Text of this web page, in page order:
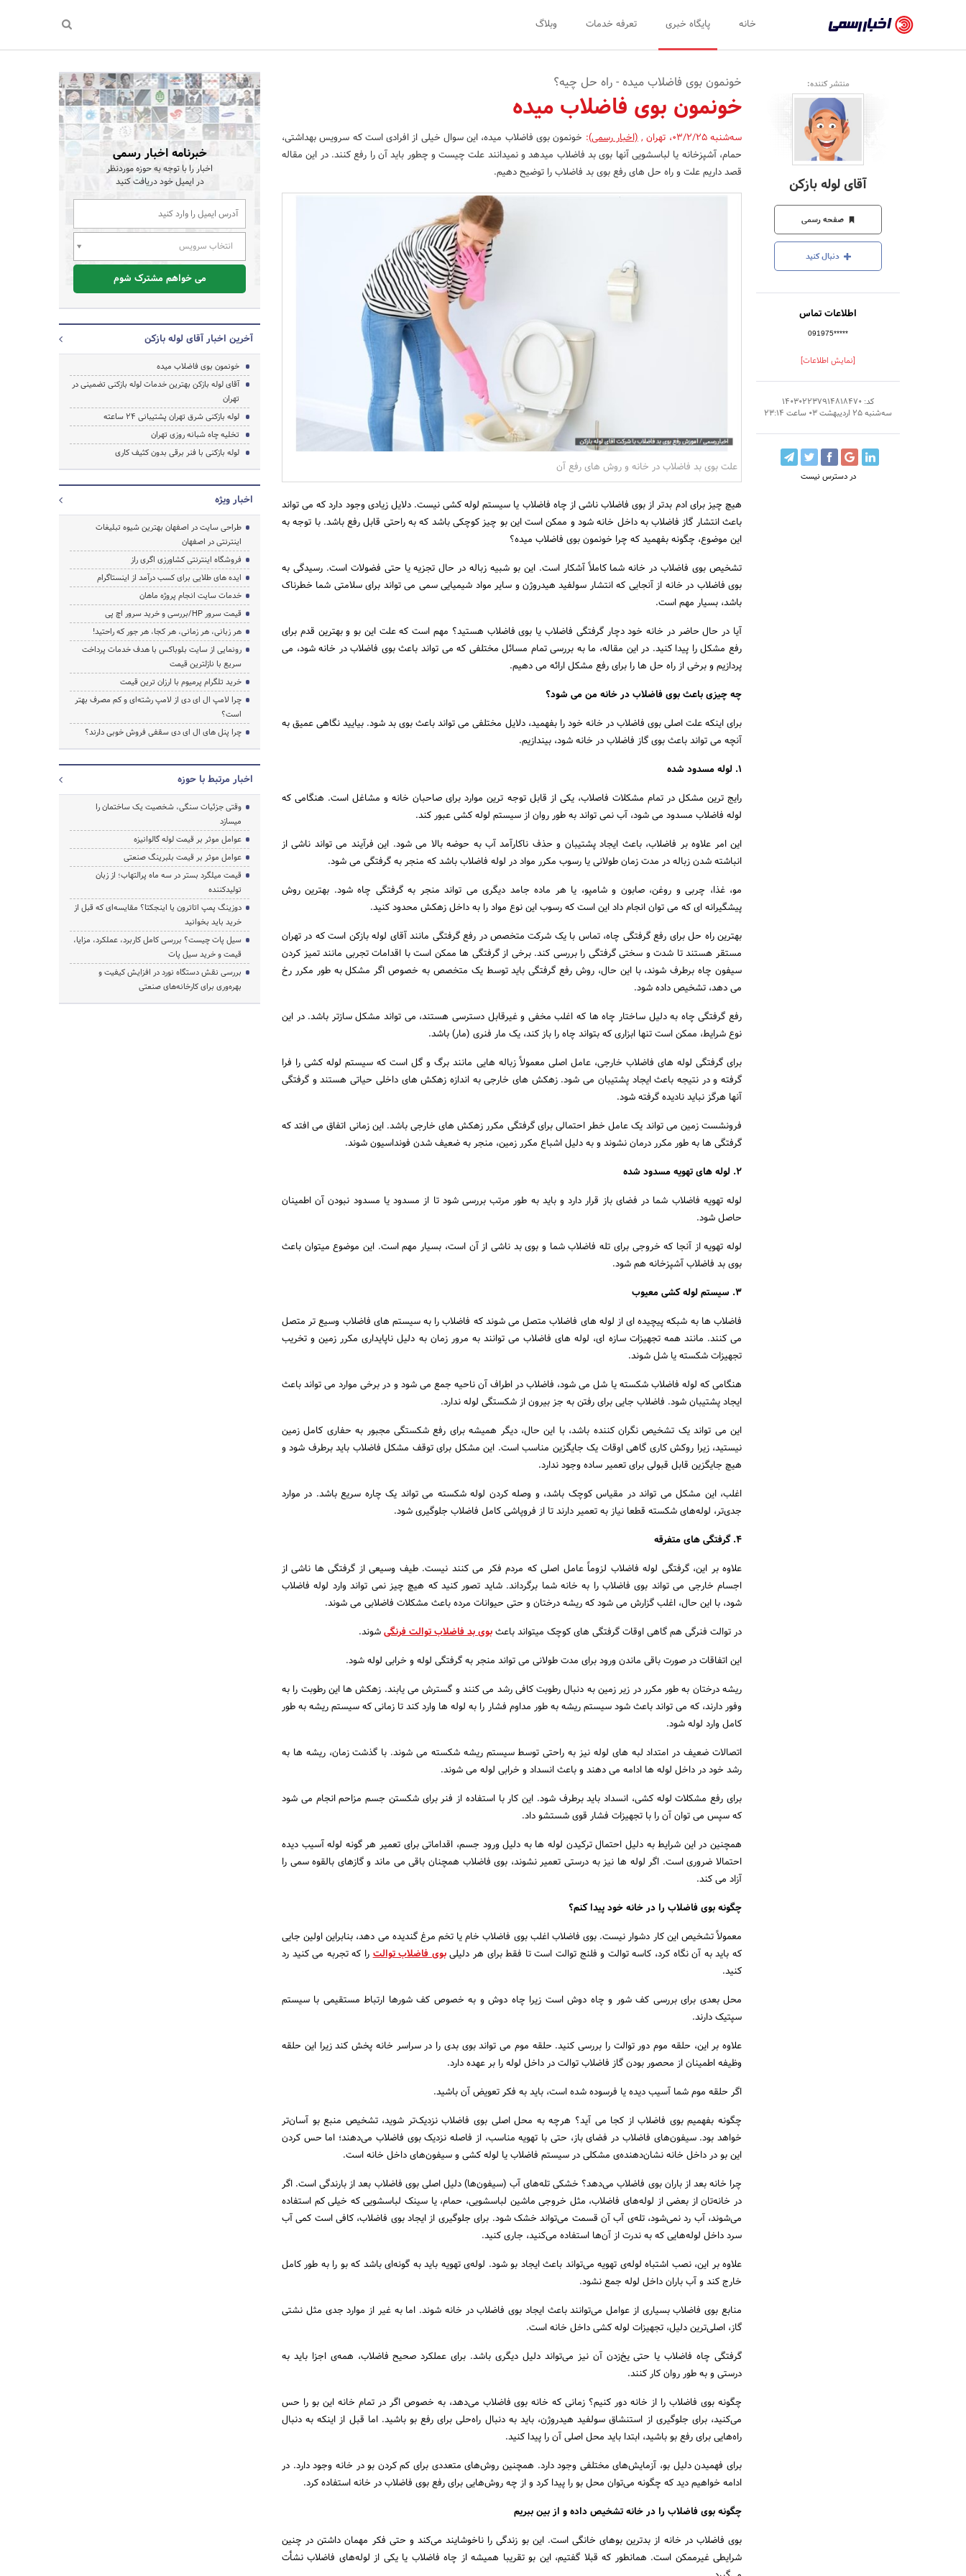
رسمی
-
اخبار
تایید
شده
شرکت‌ها،
سازمان‌ها
و
روابط
عمومی‌ها
خانه پایگاه خبری تعرفه خدمات وبلاگ
منتشر کننده:
آقای لوله بازکن
صفحه رسمی
دنبال کنید
اطلاعات تماس
091975*****
[نمایش اطلاعات]
کد: 140302237914818470
سه‌شنبه 25 اردیبهشت 03 ساعت 23:14
در دسترس نیست
خونمون بوی فاضلاب میده - راه حل چیه؟
خونمون بوی فاضلاب میده
سه‌شنبه 03/2/25 ، تهران ,(اخبار رسمی): خونمون بوی فاضلاب میده، این سوال خیلی از افرادی است که سرویس بهداشتی،
حمام، آشپزخانه یا لباسشویی آنها بوی بد فاضلاب میدهد و نمیدانند علت چیست و چطور باید آن را رفع کنند. در این مقاله
قصد داریم علت و راه حل های رفع بوی بد فاضلاب را توضیح دهیم.
علت بوی بد فاضلاب در خانه و روش های رفع آن
هیچ چیز برای ادم بدتر از بوی فاضلاب ناشی از چاه فاضلاب یا سیستم لوله کشی نیست. دلایل زیادی وجود دارد که می تواند
باعث انتشار گاز فاضلاب به داخل خانه شود و ممکن است این بو چیز کوچکی باشد که به راحتی قابل رفع باشد. با توجه به
این موضوع، چگونه بفهمید که چرا خونمون بوی فاضلاب میده؟
تشخیص بوی فاضلاب در خانه شما کاملاً آشکار است. این بو شبیه زباله در حال تجزیه یا حتی فضولات است. رسیدگی به
بوی فاضلاب در خانه از آنجایی که انتشار سولفید هیدروژن و سایر مواد شیمیایی سمی می تواند برای سلامتی شما خطرناک
باشد، بسیار مهم است.
آیا در حال حاضر در خانه خود دچار گرفتگی فاضلاب یا بوی فاضلاب هستید؟ مهم است که علت این بو و بهترین قدم برای
رفع مشکل را پیدا کنید. در این مقاله، ما به بررسی تمام مسائل مختلفی که می تواند باعث بوی فاضلاب در خانه شود، می
پردازیم و برخی از راه حل ها را برای رفع مشکل ارائه می دهیم.
چه چیزی باعث بوی فاضلاب در خانه من می شود؟
برای اینکه علت اصلی بوی فاضلاب در خانه خود را بفهمید، دلایل مختلفی می تواند باعث بوی بد شود. بیایید نگاهی عمیق به
آنچه می تواند باعث بوی گاز فاضلاب در خانه شود، بیندازیم.
1. لوله مسدود شده
رایج ترین مشکل در تمام مشکلات فاصلاب، یکی از قابل توجه ترین موارد برای صاحبان خانه و مشاغل است. هنگامی که
لوله فاضلاب مسدود می شود، آب نمی تواند به طور روان از سیستم لوله کشی عبور کند.
این امر علاوه بر فاضلاب، باعث ایجاد پشتیبان و حذف ناکارآمد آب به حوضه بالا می شود. این فرآیند می تواند ناشی از
انباشته شدن زباله در مدت زمان طولانی یا رسوب مکرر مواد در لوله فاضلاب باشد که منجر به گرفتگی می شود.
مو، غذا، چربی و روغن، صابون و شامپو، یا هر ماده جامد دیگری می تواند منجر به گرفتگی چاه شود. بهترین روش
پیشگیرانه ای که می توان انجام داد این است که رسوب این نوع مواد را به داخل زهکش محدود کنید.
بهترین راه حل برای رفع گرفتگی چاه، تماس با یک شرکت متخصص در رفع گرفتگی مانند آقای لوله بازکن است که در تهران
مستقر هستند تا شدت و سختی گرفتگی را بررسی کند. برخی از گرفتگی ها ممکن است با اقدامات تجربی مانند تمیز کردن
سیفون چاه برطرف شوند، با این حال، روش رفع گرفتگی باید توسط یک متخصص به خصوص اگر مشکل به طور مکرر رخ
می دهد، تشخیص داده شود.
رفع گرفتگی چاه به دلیل ساختار چاه ها که اغلب مخفی و غیرقابل دسترسی هستند، می تواند مشکل سازتر باشد. در این
نوع شرایط، ممکن است تنها ابزاری که بتواند چاه را باز کند، یک مار فنری (مار) باشد.
برای گرفتگی لوله های فاضلاب خارجی، عامل اصلی معمولاً زباله هایی مانند برگ و گل است که سیستم لوله کشی را فرا
گرفته و در نتیجه باعث ایجاد پشتیبان می شود. زهکش های خارجی به اندازه زهکش های داخلی حیاتی هستند و گرفتگی
آنها هرگز نباید نادیده گرفته شود.
فرونشست زمین می تواند یک عامل خطر احتمالی برای گرفتگی مکرر زهکش های خارجی باشد. این زمانی اتفاق می افتد که
گرفتگی ها به طور مکرر درمان نشوند و به دلیل اشباع مکرر زمین، منجر به ضعیف شدن فونداسیون شوند.
2. لوله های تهویه مسدود شده
لوله تهویه فاضلاب شما در فضای باز قرار دارد و باید به طور مرتب بررسی شود تا از مسدود یا مسدود نبودن آن اطمینان
حاصل شود.
لوله تهویه از آنجا که خروجی برای تله فاضلاب شما و بوی بد ناشی از آن است، بسیار مهم است. این موضوع میتوان باعث
بوی بد فاضلاب آشپزخانه هم شود.
3. سیستم لوله کشی معیوب
فاضلاب ها به شبکه پیچیده ای از لوله های فاضلاب متصل می شوند که فاضلاب را به سیستم های فاضلاب وسیع تر متصل
می کنند. مانند همه تجهیزات سازه ای، لوله های فاضلاب می توانند به مرور زمان به دلیل ناپایداری مکرر زمین و تخریب
تجهیزات شکسته یا شل شوند.
هنگامی که لوله فاضلاب شکسته یا شل می شود، فاضلاب در اطراف آن ناحیه جمع می شود و در برخی موارد می تواند باعث
ایجاد پشتیبان شود. فاضلاب جایی برای رفتن به جز بیرون از شکستگی لوله ندارد.
این می تواند یک تشخیص نگران کننده باشد، با این حال، دیگر همیشه برای رفع شکستگی مجبور به حفاری کامل زمین
نیستید، زیرا روکش کاری گاهی اوقات یک جایگزین مناسب است. این مشکل برای توقف مشکل فاضلاب باید برطرف شود و
هیچ جایگزین قابل قبولی برای تعمیر ساده وجود ندارد.
اغلب، این مشکل می تواند در مقیاس کوچک باشد، و وصله کردن لوله شکسته می تواند یک چاره سریع باشد. در موارد
جدی‌تر، لوله‌های شکسته قطعا نیاز به تعمیر دارند تا از فروپاشی کامل فاضلاب جلوگیری شود.
4. گرفتگی های متفرقه
علاوه بر این، گرفتگی لوله فاضلاب لزوماً عامل اصلی که مردم فکر می کنند نیست. طیف وسیعی از گرفتگی ها ناشی از
اجسام خارجی می تواند بوی فاضلاب را به خانه شما برگرداند. شاید تصور کنید که هیچ چیز نمی تواند وارد لوله فاضلاب
شود، با این حال، اغلب گزارش می شود که ریشه درختان و حتی حیوانات مرده باعث مشکلات فاضلابی می شوند.
در توالت فنرگی هم گاهی اوقات گرفتگی های کوچک میتواند باعثبوی بد فاضلاب توالت فرنگیشوند.
این اتفاقات در صورت باقی ماندن ورود برای مدت طولانی می تواند منجر به گرفتگی لوله و خرابی لوله شود.
ریشه درختان به طور مکرر در زیر زمین به دنبال رطوبت کافی رشد می کنند و گسترش می یابند. زهکش ها این رطوبت را به
وفور دارند، که می تواند باعث شود سیستم ریشه به طور مداوم فشار را به لوله ها وارد کند تا زمانی که سیستم ریشه به طور
کامل وارد لوله شود.
اتصالات ضعیف در امتداد لبه های لوله نیز به راحتی توسط سیستم ریشه شکسته می شوند. با گذشت زمان، ریشه ها به
رشد خود در داخل لوله ها ادامه می دهند و باعث انسداد و خرابی لوله می شوند.
برای رفع مشکلات لوله کشی، انسداد باید برطرف شود. این کار با استفاده از فنر برای شکستن جسم مزاحم انجام می شود
که سپس می توان آن را با تجهیزات فشار قوی شستشو داد.
همچنین در این شرایط به دلیل احتمال ترکیدن لوله ها به دلیل ورود جسم، اقداماتی برای تعمیر هر گونه لوله آسیب دیده
احتمالا ضروری است. اگر لوله ها نیز به درستی تعمیر نشوند، بوی فاضلاب همچنان باقی می ماند و گازهای بالقوه سمی را
آزاد می کند.
چگونه بوی فاضلاب را در خانه خود پیدا کنم؟
معمولاً تشخیص این کار دشوار نیست. بوی فاضلاب اغلب بوی فاضلاب خام یا تخم مرغ گندیده می دهد، بنابراین اولین جایی
که باید به آن نگاه کرد، کاسه توالت و فلنج توالت است تا فقط برای هر دلیلیبوی فاضلاب توالترا که تجربه می کنید رد
کنید.
محل بعدی برای بررسی کف شور و چاه دوش است زیرا چاه دوش و به خصوص کف شورها ارتباط مستقیمی با سیستم
سپتیک دارند.
علاوه بر این، حلقه موم دور توالت را بررسی کنید. حلقه موم می تواند بوی بدی را در سراسر خانه پخش کند زیرا این حلقه
وظیفه اطمینان از محصور بودن گاز فاضلاب توالت در داخل لوله را بر عهده دارد.
اگر حلقه موم شما آسیب دیده یا فرسوده شده است، باید به فکر تعویض آن باشید.
چگونه بفهمیم بوی فاضلاب از کجا می آید؟ هرچه به محل اصلی بوی فاضلاب نزدیک‌تر شوید، تشخیص منبع بو آسان‌تر
خواهد بود. سیفون‌های فاضلاب در فضای باز، حتی با تهویه مناسب، از فاصله نزدیک بوی فاضلاب می‌دهند؛ اما حس کردن
این بو در داخل خانه نشان‌دهنده‌ی مشکلی در سیستم فاضلاب یا لوله کشی و سیفون‌های داخل خانه است.
چرا خانه بعد از باران بوی فاضلاب می‌دهد؟ خشکی تله‌های آب (سیفون‌ها) دلیل اصلی بوی فاضلاب بعد از بارندگی است. اگر
در خانه‌تان از بعضی از لوله‌های فاضلاب، مثل خروجی ماشین لباسشویی، حمام، یا سینک لباسشویی که خیلی کم استفاده
می‌شوند، آب رد نمی‌شود، تله‌ی آب آن قسمت می‌تواند خشک شود. برای جلوگیری از ایجاد بوی فاضلاب، کافی است کمی آب
سرد داخل لوله‌هایی که به ندرت از آن‌ها استفاده می‌کنید، جاری کنید.
علاوه بر این، نصب اشتباه لوله‌ی تهویه می‌تواند باعث ایجاد بو شود. لوله‌ی تهویه باید به گونه‌ای باشد که بو را به طور کامل
خارج کند و آب باران داخل لوله جمع نشود.
منابع بوی فاضلاب بسیاری از عوامل می‌توانند باعث ایجاد بوی فاضلاب در خانه شوند. اما به غیر از موارد جدی مثل نشتی
گاز، اصلی‌ترین دلیل، تجهیزات لوله کشی داخل خانه است.
گرفتگی چاه فاضلاب یا حتی یخ‌زدن آن نیز می‌تواند دلیل دیگری باشد. برای عملکرد صحیح فاضلاب، همه‌ی اجزا باید به
درستی و به طور روان کار کنند.
چگونه بوی فاضلاب را از خانه دور کنیم؟ زمانی که خانه بوی فاضلاب می‌دهد، به خصوص اگر در تمام خانه این بو را حس
می‌کنید، برای جلوگیری از استنشاق سولفید هیدروژن، باید به دنبال راه‌حلی برای رفع بو باشید. اما قبل از اینکه به دنبال
راه‌هایی برای رفع بو باشید، ابتدا باید محل اصلی آن را پیدا کنید.
برای فهمیدن دلیل بو، آزمایش‌های مختلفی وجود دارد. همچنین روش‌های متعددی برای کم کردن بو در خانه وجود دارد. در
ادامه خواهیم دید که چگونه می‌توان محل بو را پیدا کرد و از چه روش‌هایی برای رفع بوی فاضلاب در خانه استفاده کرد.
چگونه بوی فاضلاب را در خانه تشخیص داده و از بین ببریم
بوی فاضلاب در خانه از بدترین بوهای خانگی است. این بو زندگی را ناخوشایند می‌کند و حتی فکر مهمان داشتن در چنین
شرایطی غیرممکن است. همانطور که قبلا گفتیم، این بو تقریبا همیشه از چاه فاضلاب یا یکی از لوله‌های فاضلاب نشأت
خبرنامه اخبار رسمی
اخبار را با توجه به حوزه موردنظر
در ایمیل خود دریافت کنید
انتخاب سرویس
می خواهم مشترک شوم
آخرین اخبار آقای لوله بازکن
خونمون بوی فاضلاب میده
آقای لوله بازکن بهترین خدمات لوله بازکنی تضمینی در
تهران
لوله بازکنی شرق تهران پشتیبانی 24 ساعته
تخلیه چاه شبانه روزی تهران
لوله بازکنی با فنر برقی بدون کثیف کاری
اخبار ویژه
طراحی سایت در اصفهان بهترین شیوه تبلیغات
اینترنتی در اصفهان
فروشگاه اینترنتی کشاورزی اگری راز
ایده های طلایی برای کسب درآمد از اینستاگرام
خدمات سایت انجام پروژه ماهان
قیمت سرور HP/بررسی و خرید سرور اچ پی
هر زبانی، هر زمانی، هر کجا، هر جور که راحتید!
رونمایی از سایت بلوباکس با هدف خدمات پرداخت
سریع با نازلترین قیمت
خرید تلگرام پرمیوم با ارزان ترین قیمت
چرا لامپ ال ای دی از لامپ رشته‌ای و کم مصرف بهتر
است؟
چرا پنل های ال ای دی سقفی فروش خوبی دارند؟
اخبار مرتبط با حوزه
وقتی جزئیات سنگی، شخصیت یک ساختمان را
میسازد
عوامل موثر بر قیمت لوله گالوانیزه
عوامل موثر بر قیمت بلبرینگ صنعتی
قیمت میلگرد بستر در سه ماه پرالتهاب؛ از زبان
تولیدکننده
دوزینگ پمپ اتاترون یا اینجکتا؟ مقایسه‌ای که قبل از
خرید باید بخوانید
سیل پات چیست؟ بررسی کامل کاربرد، عملکرد، مزایا،
قیمت و خرید سیل پات
بررسی نقش دستگاه نورد در افزایش کیفیت و
بهره‌وری برای کارخانه‌های صنعتی